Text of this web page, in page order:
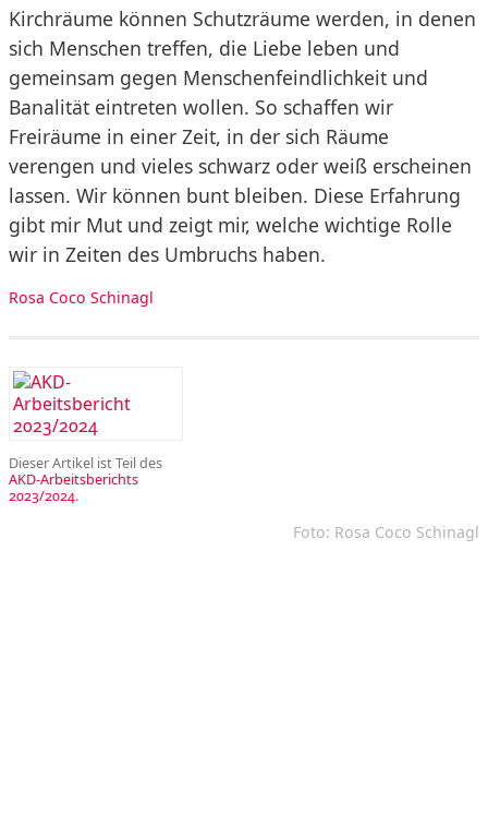
Kirchräume können Schutzräume werden, in denen
sich Menschen treffen, die Liebe leben und
gemeinsam gegen Menschenfeindlichkeit und
Banalität eintreten wollen. So schaffen wir
Freiräume in einer Zeit, in der sich Räume
verengen und vieles schwarz oder weiß erscheinen
lassen. Wir können bunt bleiben. Diese Erfahrung
gibt mir Mut und zeigt mir, welche wichtige Rolle
wir in Zeiten des Umbruchs haben.
Rosa Coco Schinagl
Dieser Artikel ist Teil des
AKD-Arbeitsberichts
2023/2024.
Foto: Rosa Coco Schinagl